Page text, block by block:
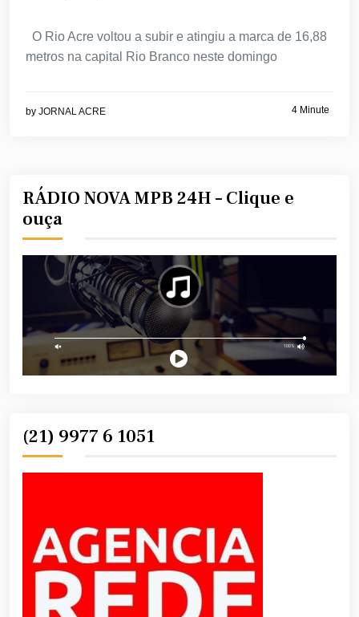
O Rio Acre voltou a subir e atingiu a marca de 16,88
metros na capital Rio Branco neste domingo
by JORNAL ACRE 4 Minute
RÁDIO NOVA MPB 24H – Clique e
ouça
(21) 9977 6 1051